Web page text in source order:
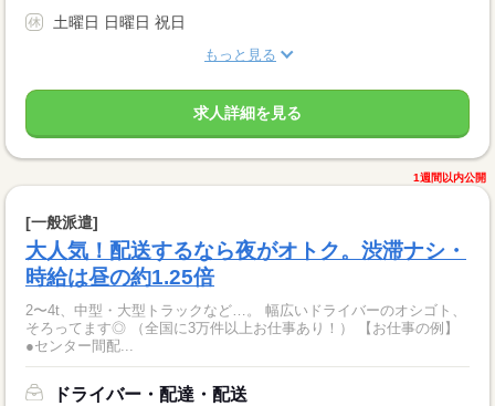
土曜日 日曜日 祝日
もっと見る
求人詳細を見る
1週間以内公開
[一般派遣]
大人気！配送するなら夜がオトク。渋滞ナシ・
時給は昼の約1.25倍
2〜4t、中型・大型トラックなど…。 幅広いドライバーのオシゴト、
そろってます◎ （全国に3万件以上お仕事あり！） 【お仕事の例】
●センター間配...
ドライバー・配達・配送